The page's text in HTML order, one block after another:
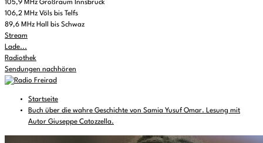
105,9 MHz Großraum Innsbruck
106,2 MHz Völs bis Telfs
89,6 MHz Hall bis Schwaz
Stream
Lade...
Radiothek
Sendungen nachhören
Startseite
Buch über die wahre Geschichte von Samia Yusuf Omar. Lesung mit
Autor Giuseppe Catozzella.